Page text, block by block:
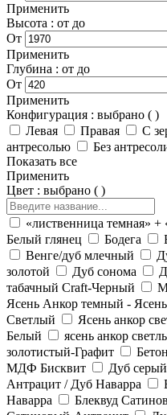
Применить
Высота : от до
От
Применить
Глубина : от до
От
Применить
Конфигурация : выбрано ( )
Левая
Правая С
антресолью
Без
Показать все
Применить
Цвет : выбрано ( )
«лиственница темная» +
Белый глянец
Бодега
Венге/дуб млечный
золотой
Дуб сонома
табачный Craft-Черный
Ясень Анкор темный -
Светлый
Ясень анкор
Белый
ясень анкор
золотистый-Графит
МДФ Бисквит
Дуб
Антрацит / Дуб Наварра
Наварра
Блеквуд